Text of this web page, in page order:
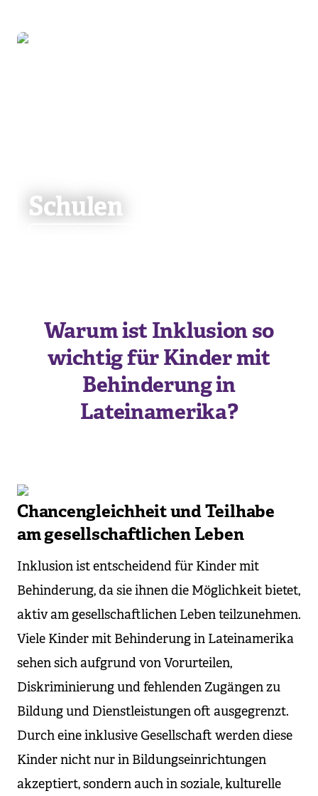
Schulen
Warum ist Inklusion so
wichtig für Kinder mit
Behinderung in
Lateinamerika?
Chancengleichheit und Teilhabe
am gesellschaftlichen Leben
Inklusion ist entscheidend für Kinder mit
Behinderung, da sie ihnen die Möglichkeit bietet,
aktiv am gesellschaftlichen Leben teilzunehmen.
Viele Kinder mit Behinderung in Lateinamerika
sehen sich aufgrund von Vorurteilen,
Diskriminierung und fehlenden Zugängen zu
Bildung und Dienstleistungen oft ausgegrenzt.
Durch eine inklusive Gesellschaft werden diese
Kinder nicht nur in Bildungseinrichtungen
akzeptiert, sondern auch in soziale, kulturelle